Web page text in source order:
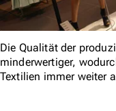
Die Qualität der
minderwertiger,
Textilien immer weiter